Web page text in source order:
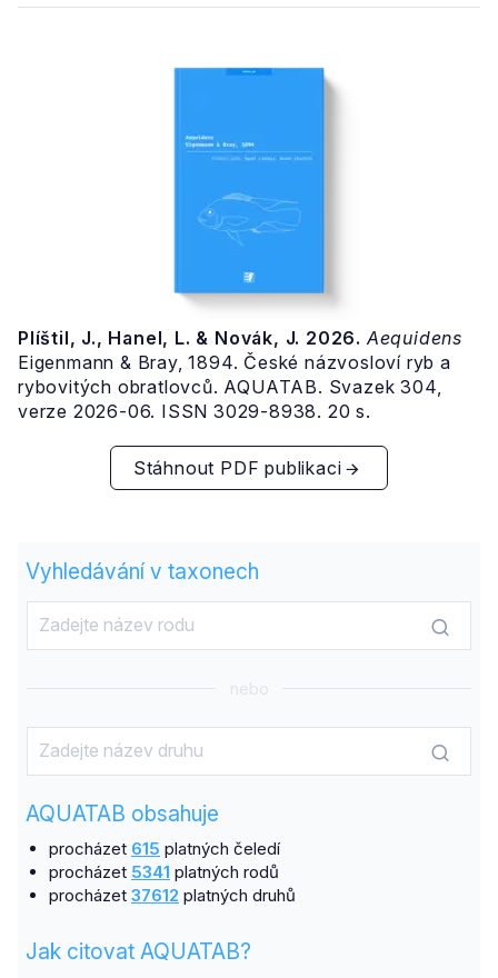
Plíštil, J., Hanel, L. & Novák, J. 2026. Aequidens
Eigenmann & Bray, 1894. České názvosloví ryb a
rybovitých obratlovců. AQUATAB. Svazek 304,
verze 2026-06. ISSN 3029-8938. 20 s.
Stáhnout PDF publikaci
Vyhledávání v taxonech
nebo
AQUATAB obsahuje
procházet 615 platných čeledí
procházet 5341 platných rodů
procházet 37612 platných druhů
Jak citovat AQUATAB?